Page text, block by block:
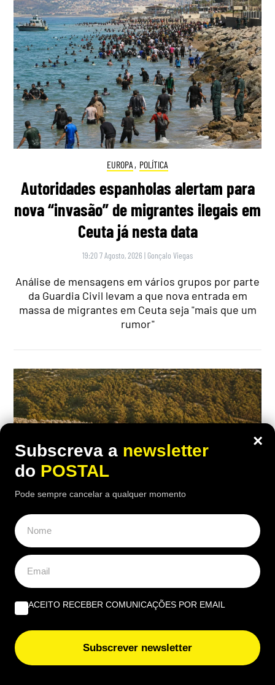
EUROPA , POLÍTICA
Autoridades espanholas alertam para
nova “invasão” de migrantes ilegais em
Ceuta já nesta data
19:20 7 Agosto, 2026 | Gonçalo Viegas
Análise de mensagens em vários grupos por parte
da Guardia Civil levam a que nova entrada em
massa de migrantes em Ceuta seja "mais que um
rumor"
EUROPA
Nem aviões nem helicópteros: pastor
diz que a solução para os incêndios
está nos montes e “limpa mais do que
×
Subscreva a newsletter
do POSTAL
Pode sempre cancelar a qualquer momento
ACEITO RECEBER COMUNICAÇÕES POR EMAIL
Subscrever newsletter